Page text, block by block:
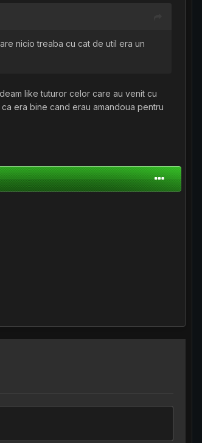
nicio treaba cu cat de util era un
like tuturor celor care au venit cu
era bine cand erau amandoua pentru